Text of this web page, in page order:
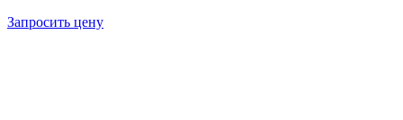
Запросить цену